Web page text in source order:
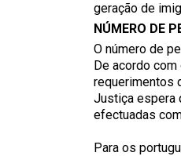
geração de
NÚMERO DE
O número de
De acordo
requerimentos
Justiça espera
efectuadas
Para os